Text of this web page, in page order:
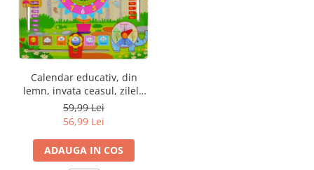
Calendar educativ, din
lemn, invata ceasul, zilele
lunii, saptamanile
59,99 Lei
56,99 Lei
ADAUGA IN COS